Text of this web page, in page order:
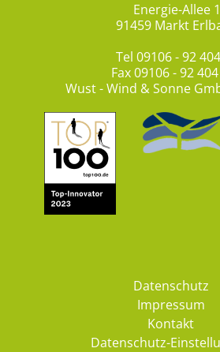
Energie-Allee 1
91459 Markt
Tel 09106 - 92
Fax 09106 - 92
Wust - Wind & Sonne
Datenschutz
Impressum
Kontakt
Datenschutz-